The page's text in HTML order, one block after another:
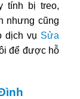
tính bị treo,
nhưng cũng
dịch vụ Sửa
để được hỗ